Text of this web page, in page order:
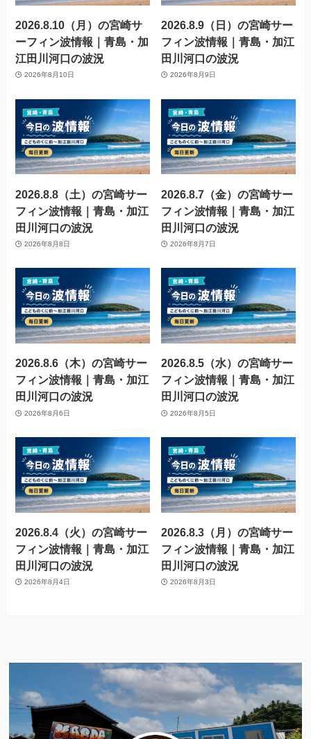
2026.8.10（月）の宮崎サ
ーフィン波情報｜青島・加
江田川河口の波況
2026年8月10日
2026.8.9（日）の宮崎サー
フィン波情報｜青島・加江
田川河口の波況
2026年8月9日
2026.8.8（土）の宮崎サー
フィン波情報｜青島・加江
田川河口の波況
2026年8月8日
2026.8.7（金）の宮崎サー
フィン波情報｜青島・加江
田川河口の波況
2026年8月7日
2026.8.6（木）の宮崎サー
フィン波情報｜青島・加江
田川河口の波況
2026年8月6日
2026.8.5（水）の宮崎サー
フィン波情報｜青島・加江
田川河口の波況
2026年8月5日
2026.8.4（火）の宮崎サー
フィン波情報｜青島・加江
田川河口の波況
2026年8月4日
2026.8.3（月）の宮崎サー
フィン波情報｜青島・加江
田川河口の波況
2026年8月3日